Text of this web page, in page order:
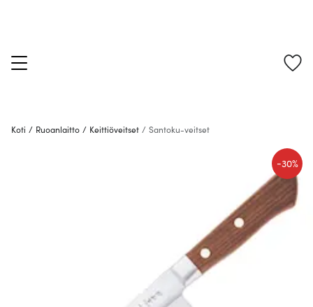
Koti / Ruoanlaitto / Keittiöveitset / Santoku-veitset
-30%